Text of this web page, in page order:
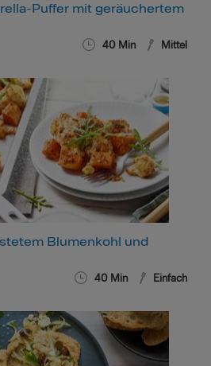
Puffer mit geräuchertem
40 Min Mittel
Blumenkohl und
40 Min Einfach